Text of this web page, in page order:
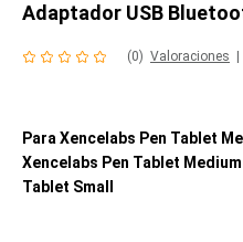
Adaptador USB
(0) Valoraciones
Para Xencelabs Pen Tablet
Xencelabs Pen Tablet
Tablet Small